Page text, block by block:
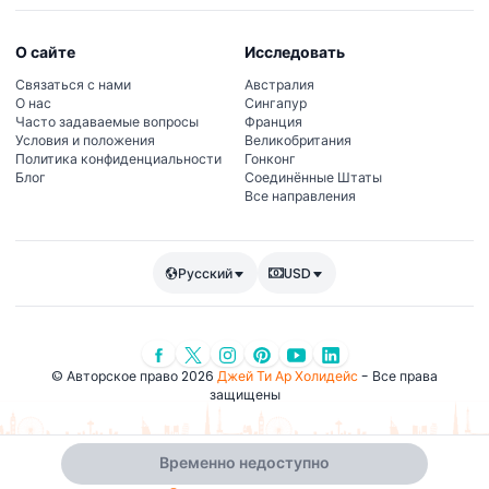
Временно недоступно
О сайте
Связаться с нами
О нас
Часто задаваемые вопросы
Условия и положения
Политика конфиденциальности
Блог
Исследовать
Австралия
Сингапур
Франция
Великобритания
Гонконг
Соединённые Штаты
Все направления
Русский USD
© Авторское право 2026 Джей Ти Ар Холидейс- Все права
защищены